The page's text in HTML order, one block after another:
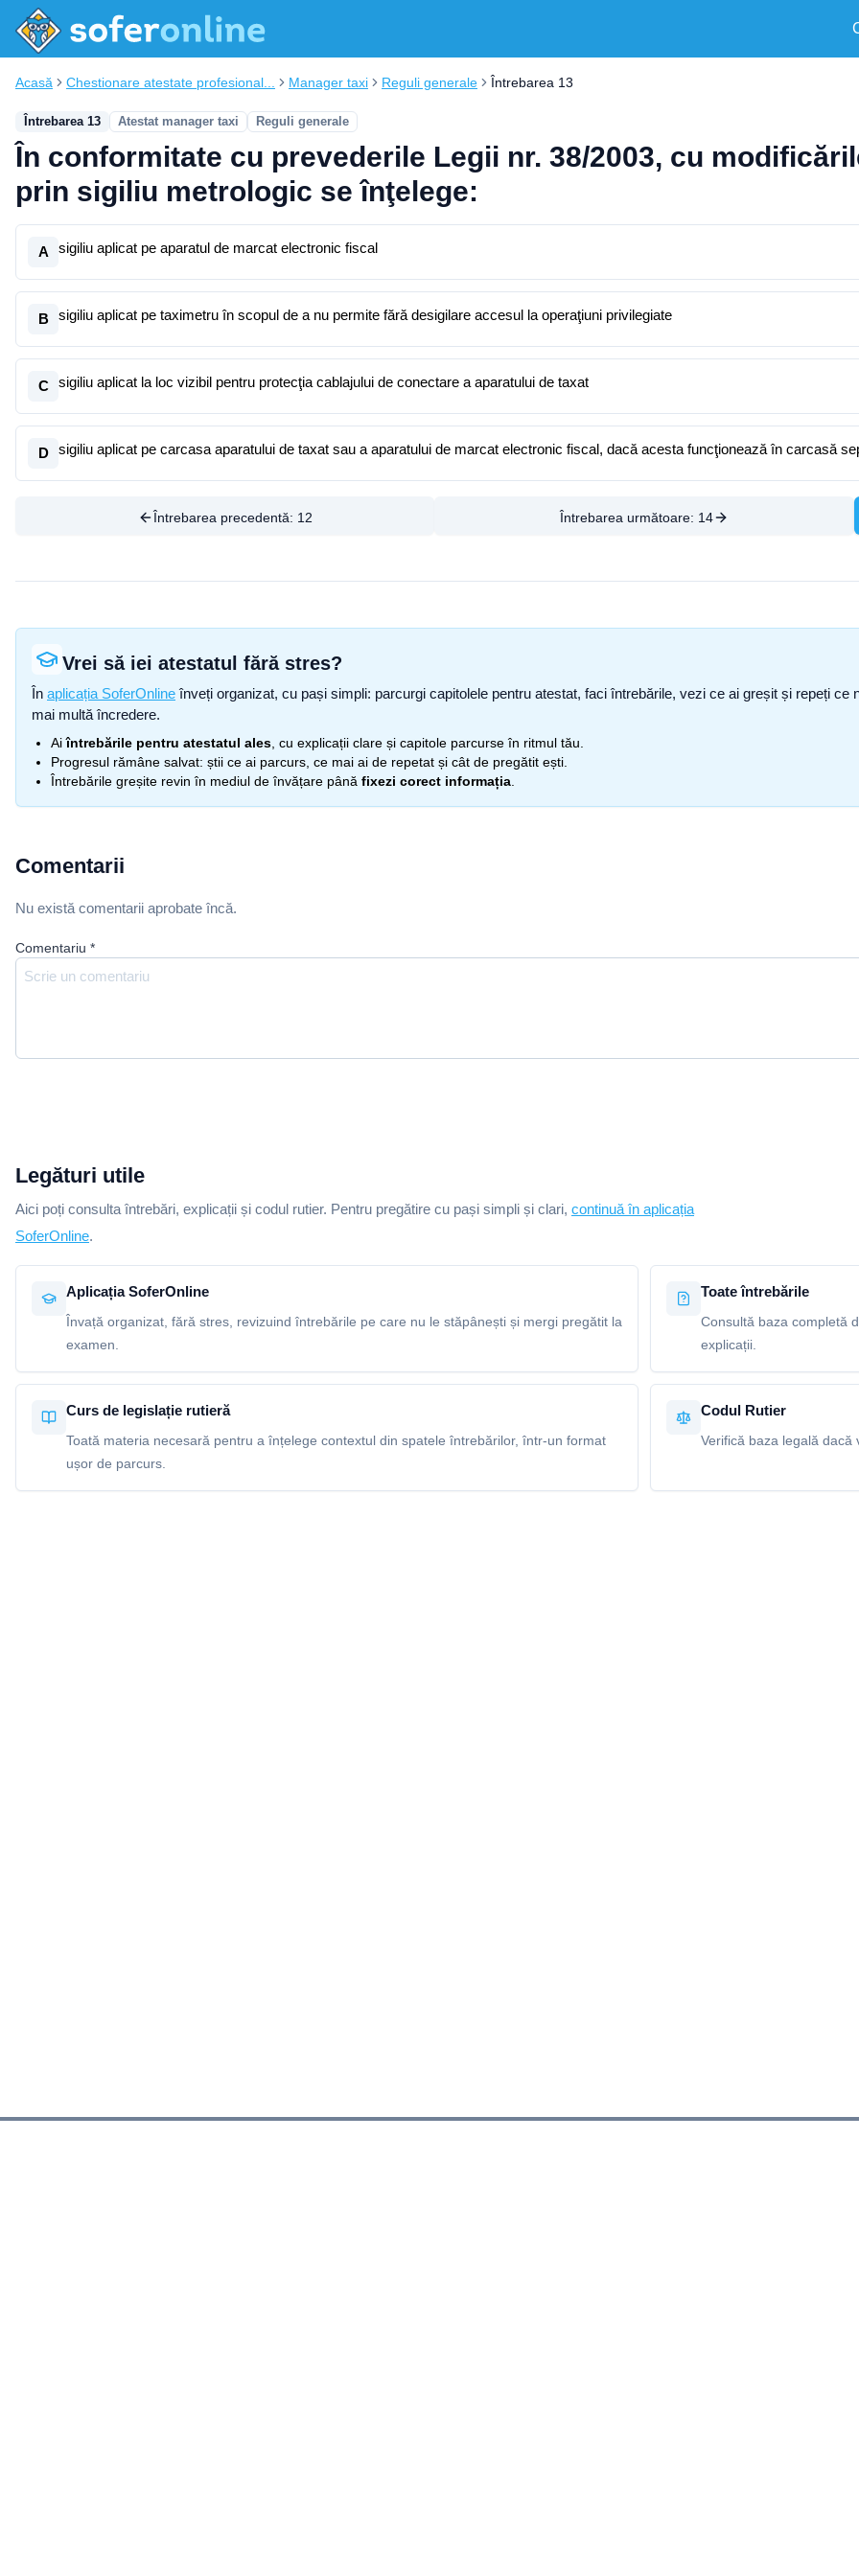
Acasă Chestionare atestate profesional... Manager taxi Reguli generale Întrebarea 13
Întrebarea 13 Atestat manager taxi Reguli generale
În conformitate cu prevederile Legii nr. 38/2003, cu
prin sigiliu metrologic se înţelege:
A sigiliu aplicat pe aparatul de marcat electronic fiscal
B sigiliu aplicat pe taximetru în scopul de a nu permite fără desigilare accesul la operaţiuni privilegiate
C sigiliu aplicat la loc vizibil pentru protecţia cablajului de conectare a aparatului de taxat
D sigiliu aplicat pe carcasa aparatului de taxat sau a aparatului de marcat electronic fiscal, dacă acesta funcţionează în carcasă
Întrebarea precedentă: 12 Întrebarea următoare: 14
Vrei să iei atestatul fără stres?
În aplicația SoferOnline înveți organizat, cu pași simpli: parcurgi capitolele pentru atestat, faci întrebările, vezi ce ai greșit și repeți
mai multă încredere.
Aiîntrebările pentru atestatul ales , cu explicații clare și capitole parcurse în ritmul tău.
Progresul rămâne salvat: știi ce ai parcurs, ce mai ai de repetat și cât de pregătit ești.
Întrebările greșite revin în mediul de învățare până fixezi corect informația
Comentarii
Nu există comentarii aprobate încă.
Comentariu *
Legături utile
Aici poți consulta întrebări, explicații și codul rutier. Pentru pregătire cu pași simpli și clari, continuă în aplicația
SoferOnline.
Aplicația SoferOnline
Învață organizat, fără stres, revizuind întrebările pe care nu le stăpânești și mergi pregătit la
examen.
Toate întrebările
Consultă baza completă
explicații.
Curs de legislație rutieră
Toată materia necesară pentru a înțelege contextul din spatele întrebărilor, într-un format
ușor de parcurs.
Codul Rutier
Verifică baza legală dacă